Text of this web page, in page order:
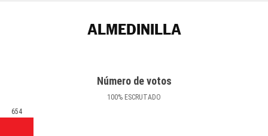
ALMEDINILLA
Número de votos
100% ESCRUTADO
654